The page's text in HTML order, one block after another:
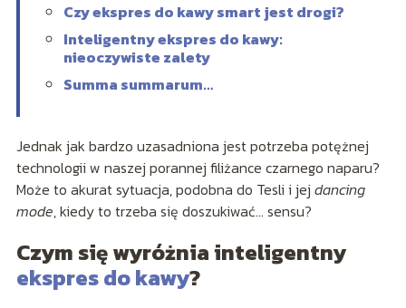
Czy ekspres do kawy smart jest drogi?
Inteligentny ekspres do kawy:
nieoczywiste zalety
Summa summarum…
Jednak jak bardzo uzasadniona jest potrzeba potężnej
technologii w naszej porannej filiżance czarnego naparu?
Może to akurat sytuacja, podobna do Tesli i jej dancing
mode, kiedy to trzeba się doszukiwać… sensu?
Czym się wyróżnia inteligentny
ekspres do kawy?